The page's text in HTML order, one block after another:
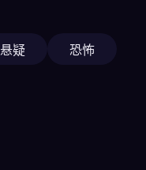
悬疑 恐怖